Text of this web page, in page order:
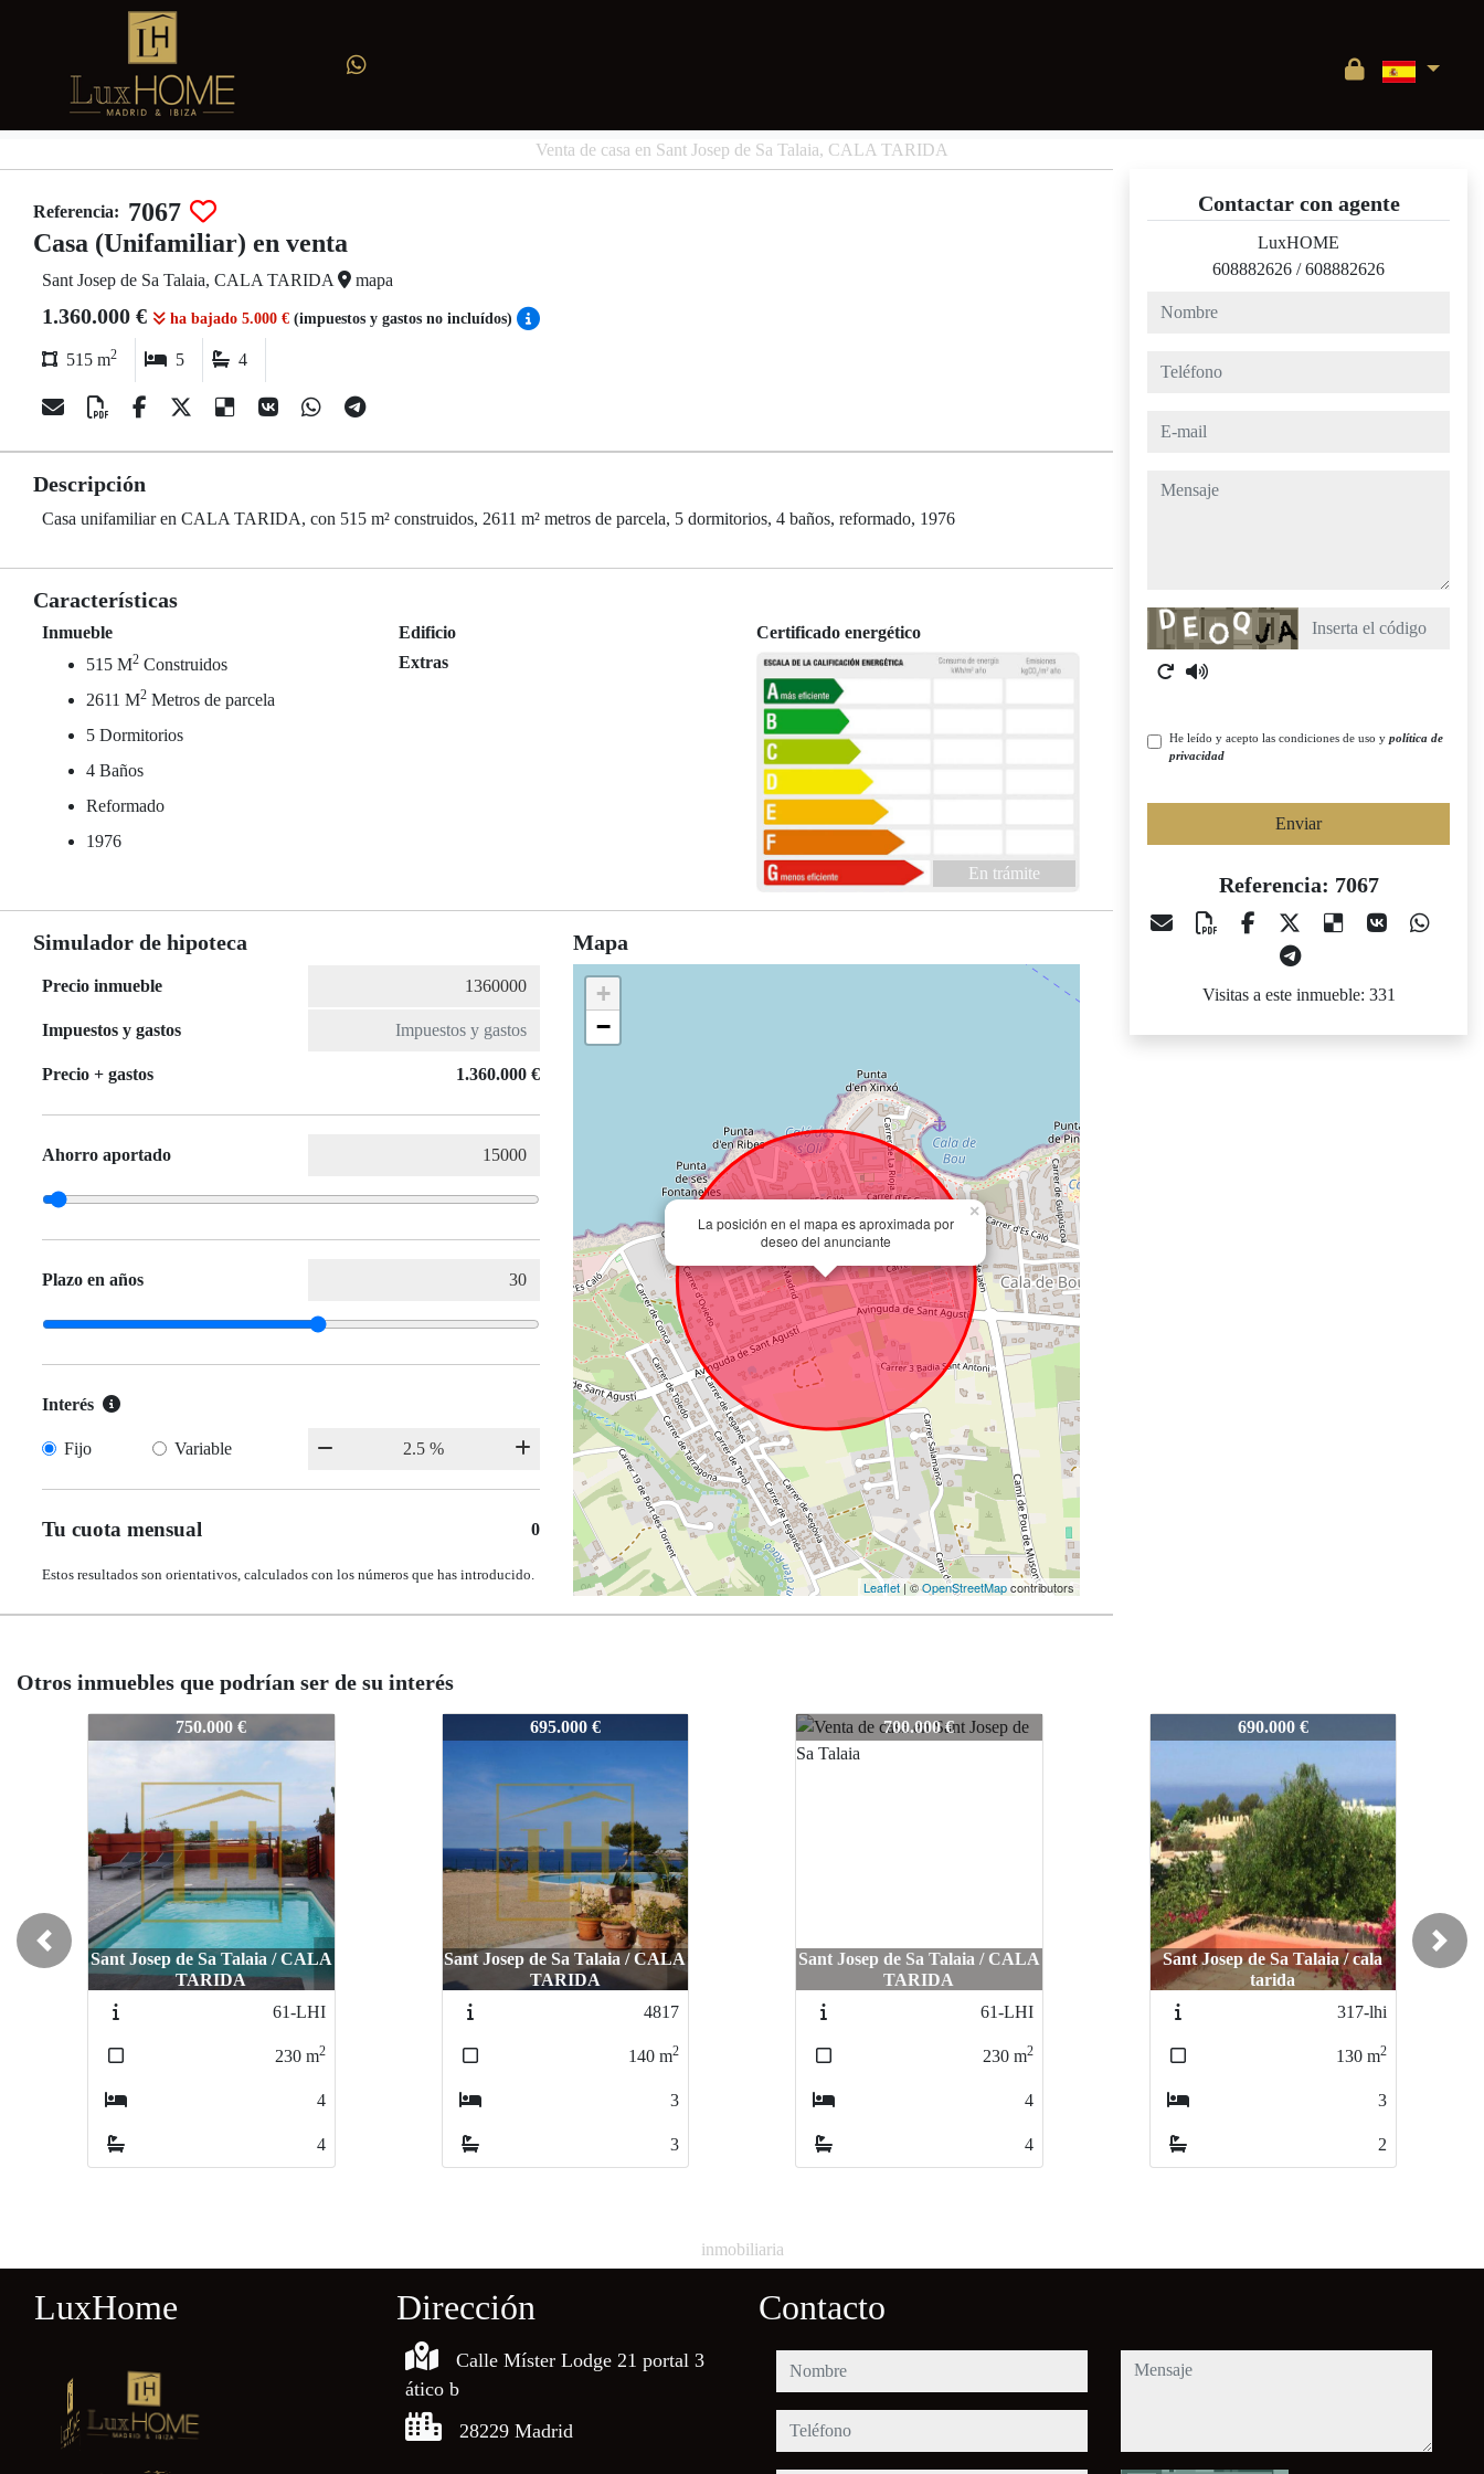
Venta de casa en Sant Josep de Sa Talaia, CALA TARIDA
Referencia: 7067
Casa (Unifamiliar) en venta
Sant Josep de Sa Talaia, CALA TARIDA mapa
1.360.000 € ha bajado 5.000 € (impuestos y gastos no incluídos)
515 m2 5 4
Descripción
Casa unifamiliar en CALA TARIDA, con 515 m² construidos, 2611 m² metros de parcela, 5 dormitorios, 4 baños, reformado, 1976
Características
Inmueble
515 M2 Construidos
2611 M2 Metros de parcela
5 Dormitorios
4 Baños
Reformado
1976
Edificio
Extras
Certificado energético
En trámite
Simulador de hipoteca
Precio inmueble
Impuestos y gastos
Precio + gastos 1.360.000 €
Ahorro aportado
Plazo en años
Interés
Fijo Variable
Tu cuota mensual 0
Estos resultados son orientativos, calculados con los números que has introducido.
Mapa
La posición en el mapa es aproximada por
deseo del anunciante
×
+
−
Leaflet | ©OpenStreetMapcontributors
Contactar con agente
LuxHOME
608882626 /608882626
nombre
teléfono
e-mail
mensaje
Captcha
He leído y acepto las condiciones de uso y política de
privacidad
Enviar
Referencia: 7067
Visitas a este inmueble: 331
Otros inmuebles que podrían ser de su interés
750.000 €
Sant Josep de Sa Talaia / CALA
TARIDA
61-LHI
230 m2
4
4
695.000 €
Sant Josep de Sa Talaia / CALA
TARIDA
4817
140 m2
3
3
7067 700.000 €
Sant Josep de Sa Talaia / CALA
TARIDA
61-LHI
230 m2
4
4
690.000 €
Sant Josep de Sa Talaia / cala
tarida
317-lhi
130 m2
3
2
Previous Next
inmobiliaria
LuxHome Dirección
Calle Míster Lodge 21 portal 3
ático b
28229 Madrid
Contacto
nombre
teléfono
mensaje